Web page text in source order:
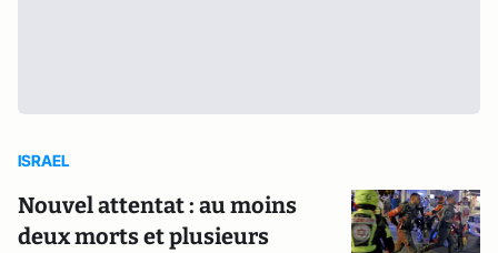
ISRAEL
Nouvel attentat : au moins
deux morts et plusieurs